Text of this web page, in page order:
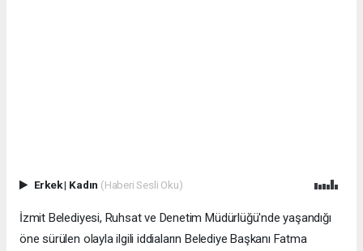
Erkek| Kadın (Haberi Sesli Oku)
İzmit Belediyesi, Ruhsat ve Denetim Müdürlüğü'nde yaşandığı
öne sürülen olayla ilgili iddiaların Belediye Başkanı Fatma